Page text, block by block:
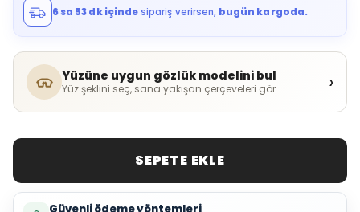
6 sa 53 dk içindesipariş verirsen, bugün kargoda.
Yüzüne uygun gözlük modelini bul
Yüz şeklini seç, sana yakışan çerçeveleri gör. ›
SEPETE EKLE